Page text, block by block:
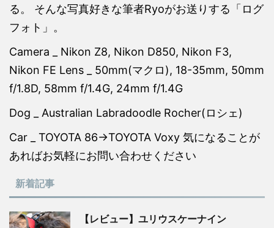
る。 そんな写真好きな筆者Ryoがお送りする「ログ
フォト」。
Camera _ Nikon Z8, Nikon D850, Nikon F3,
Nikon FE Lens _ 50mm(マクロ), 18-35mm, 50mm
f/1.8D, 58mm f/1.4G, 24mm f/1.4G
Dog _ Australian Labradoodle Rocher(ロシェ)
Car _ TOYOTA 86→TOYOTA Voxy 気になることが
あればお気軽にお問い合わせください
新着記事
【レビュー】ユリウスケーナイン